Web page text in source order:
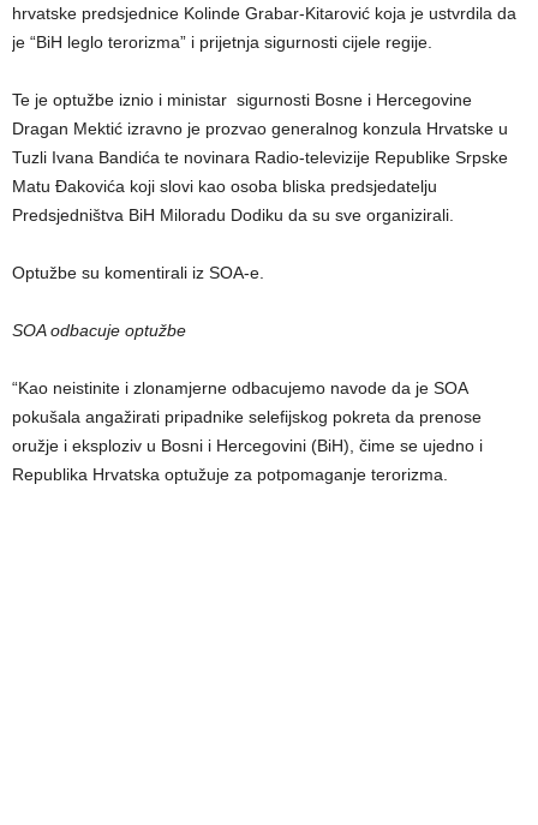
hrvatske predsjednice Kolinde Grabar-Kitarović koja je ustvrdila da
je “BiH leglo terorizma” i prijetnja sigurnosti cijele regije.
Te je optužbe iznio i ministar sigurnosti Bosne i Hercegovine
Dragan Mektić izravno je prozvao generalnog konzula Hrvatske u
Tuzli Ivana Bandića te novinara Radio-televizije Republike Srpske
Matu Đakovića koji slovi kao osoba bliska predsjedatelju
Predsjedništva BiH Miloradu Dodiku da su sve organizirali.
Optužbe su komentirali iz SOA-e.
SOA odbacuje optužbe
“Kao neistinite i zlonamjerne odbacujemo navode da je SOA
pokušala angažirati pripadnike selefijskog pokreta da prenose
oružje i eksploziv u Bosni i Hercegovini (BiH), čime se ujedno i
Republika Hrvatska optužuje za potpomaganje terorizma.